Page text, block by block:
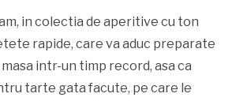
in colectia de aperitive cu ton
rapide, care va aduc preparate
intr-un timp record, asa ca
tarte gata facute, pe care le